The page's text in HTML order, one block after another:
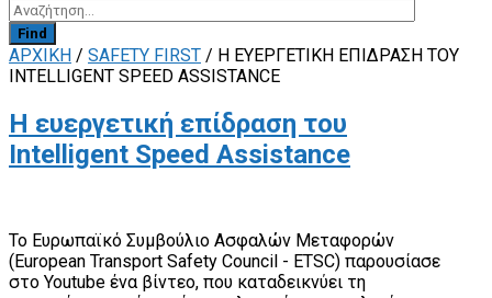
Find
ΑΡΧΙΚΗ / SAFETY FIRST / Η ΕΥΕΡΓΕΤΙΚΉ ΕΠΊΔΡΑΣΗ ΤΟΥ
INTELLIGENT SPEED ASSISTANCE
Η ευεργετική επίδραση του
Intelligent Speed Assistance
Το Ευρωπαϊκό Συμβούλιο Ασφαλών Μεταφορών
(European Transport Safety Council - ETSC) παρουσίασε
στο Youtube ένα βίντεο, που καταδεικνύει τη